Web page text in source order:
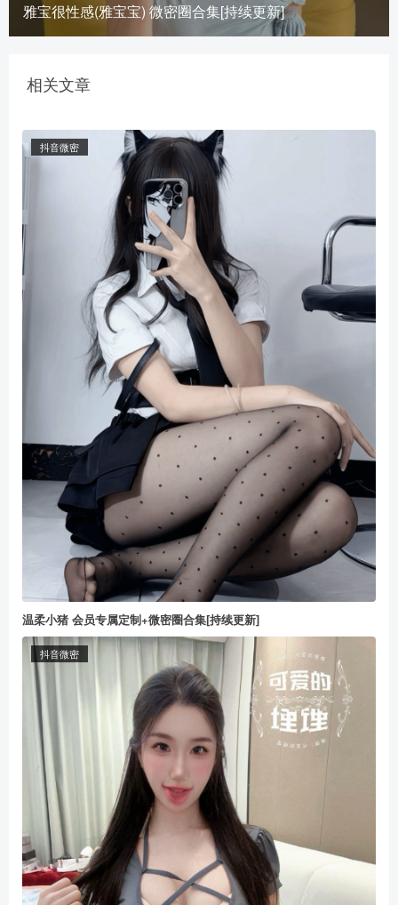
雅宝很性感(雅宝宝) 微密圈合集[持续更新]
相关文章
抖音微密
温柔小猪 会员专属定制+微密圈合集[持续更新]
抖音微密